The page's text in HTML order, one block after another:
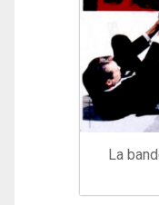
La